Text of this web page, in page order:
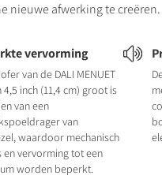
nieuwe afwerking te creëren.
vervorming
van de DALI MENUET
4,5 inch (11,4 cm) groot is
van een
van
waardoor mechanisch
en vervorming tot een
worden beperkt.